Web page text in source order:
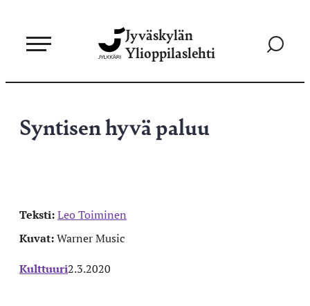
sisältöön
Jyväskylän
Ylioppilaslehti
Siirry
Syntisen hyvä paluu
Teksti:Leo Toiminen
Kuvat:Warner Music
Kulttuuri2.3.2020